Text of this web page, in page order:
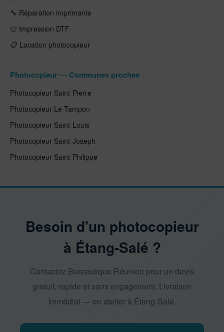
🔧 Réparation imprimante
👕 Impression DTF
📋 Location photocopieur
Photocopieur — Communes proches
Photocopieur Saint-Pierre
Photocopieur Le Tampon
Photocopieur Saint-Louis
Photocopieur Saint-Joseph
Photocopieur Saint-Philippe
Besoin d'un photocopieur
à Étang-Salé ?
Contactez Bureautique Réunion pour un devis
gratuit, rapide et sans engagement. Livraison
Immédiat — en atelier à Étang-Salé.